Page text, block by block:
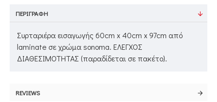
ΠΕΡΙΓΡΑΦΉ
Συρταριέρα εισαγωγής 60cm x 40cm x 97cm από
laminate σε χρώμα sonoma. ΕΛΕΓΧΟΣ
ΔΙΑΘΕΣΙΜΟΤΗΤΑΣ (παραδίδεται σε πακέτο).
REVIEWS